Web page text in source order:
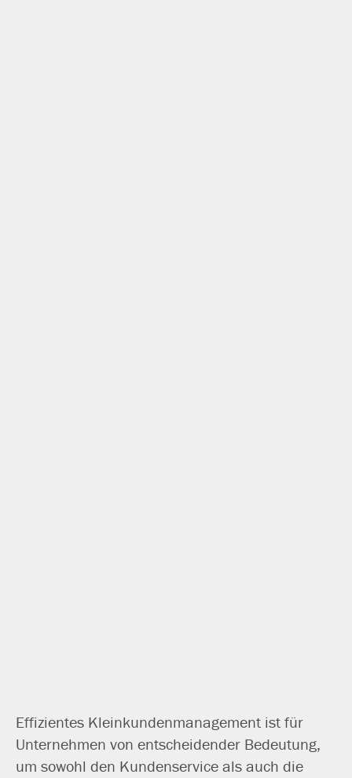
Effizientes Kleinkundenmanagement ist für
Unternehmen von ent­schei­den­der Bedeutung,
um sowohl den Kundenservice als auch die